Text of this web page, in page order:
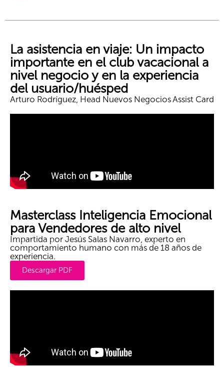
La asistencia en viaje: Un impacto
importante en el club vacacional a
nivel negocio y en la experiencia
del usuario/huésped
Arturo Rodríguez, Head Nuevos Negocios Assist Card
Masterclass Inteligencia Emocional
para Vendedores de alto nivel
Impartida por Jesús Salas Navarro, experto en
comportamiento humano con más de 18 años de
experiencia.
Descargar PDF